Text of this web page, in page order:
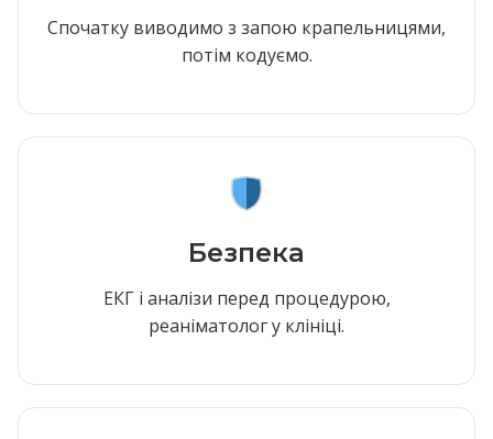
Спочатку виводимо з запою крапельницями,
потім кодуємо.
Безпека
ЕКГ і аналізи перед процедурою,
реаніматолог у клініці.